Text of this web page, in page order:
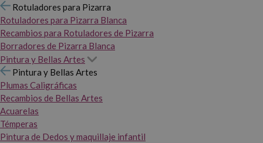
Rotuladores para Pizarra
Rotuladores para Pizarra Blanca
Recambios para Rotuladores de Pizarra
Borradores de Pizarra Blanca
Pintura y Bellas Artes
Pintura y Bellas Artes
Plumas Caligráficas
Recambios de Bellas Artes
Acuarelas
Témperas
Pintura de Dedos y maquillaje infantil